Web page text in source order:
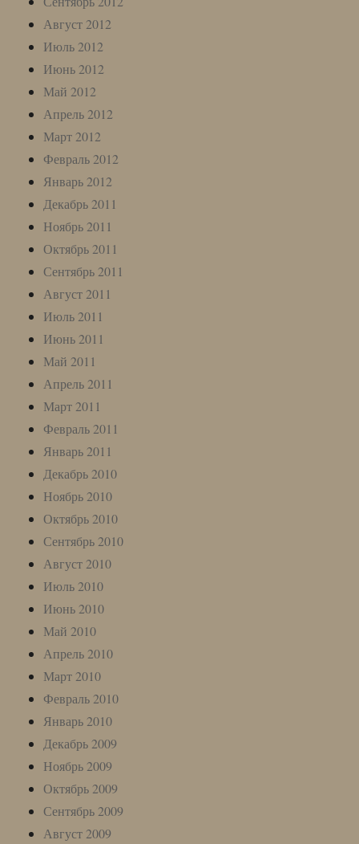
Август 2012
Июль 2012
Июнь 2012
Май 2012
Апрель 2012
Март 2012
Февраль 2012
Январь 2012
Декабрь 2011
Ноябрь 2011
Октябрь 2011
Сентябрь 2011
Август 2011
Июль 2011
Июнь 2011
Май 2011
Апрель 2011
Март 2011
Февраль 2011
Январь 2011
Декабрь 2010
Ноябрь 2010
Октябрь 2010
Сентябрь 2010
Август 2010
Июль 2010
Июнь 2010
Май 2010
Апрель 2010
Март 2010
Февраль 2010
Январь 2010
Декабрь 2009
Ноябрь 2009
Октябрь 2009
Сентябрь 2009
Август 2009